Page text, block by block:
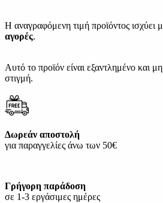
Η αναγραφόμενη τιμή προϊόντος ισχύει
αγορές.
Αυτό το προϊόν είναι εξαντλημένο και
στιγμή.
Δωρεάν αποστολή
για παραγγελίες άνω των 50€
Γρήγορη παράδοση
σε 1-3 εργάσιμες ημέρες